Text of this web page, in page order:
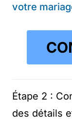
votre
Étape 2 :
des détails